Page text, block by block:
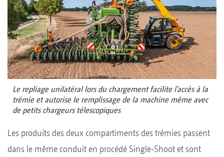
Le repliage unilatéral lors du chargement facilite l’accès à la
trémie et autorise le remplissage de la machine même avec
de petits chargeurs télescopiques
Les produits des deux compartiments des trémies passent
dans le même conduit en procédé Single-Shoot et sont